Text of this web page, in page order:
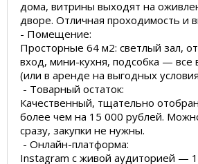
дома, витрины выходят на
дворе. Отличная проходимость и
- Помещение:
Просторные 64 м2: светлый зал,
вход, мини-кухня, подсобка — все
(или в аренде на выгодных
- Товарный остаток:
Качественный, тщательно
более чем на 15 000 рублей.
сразу, закупки не нужны.
- Онлайн-платформа:
Instagram с живой аудиторией —